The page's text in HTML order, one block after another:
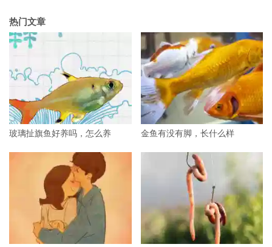
热门文章
玻璃扯旗鱼好养吗，怎么养 金鱼有没有脚，长什么样